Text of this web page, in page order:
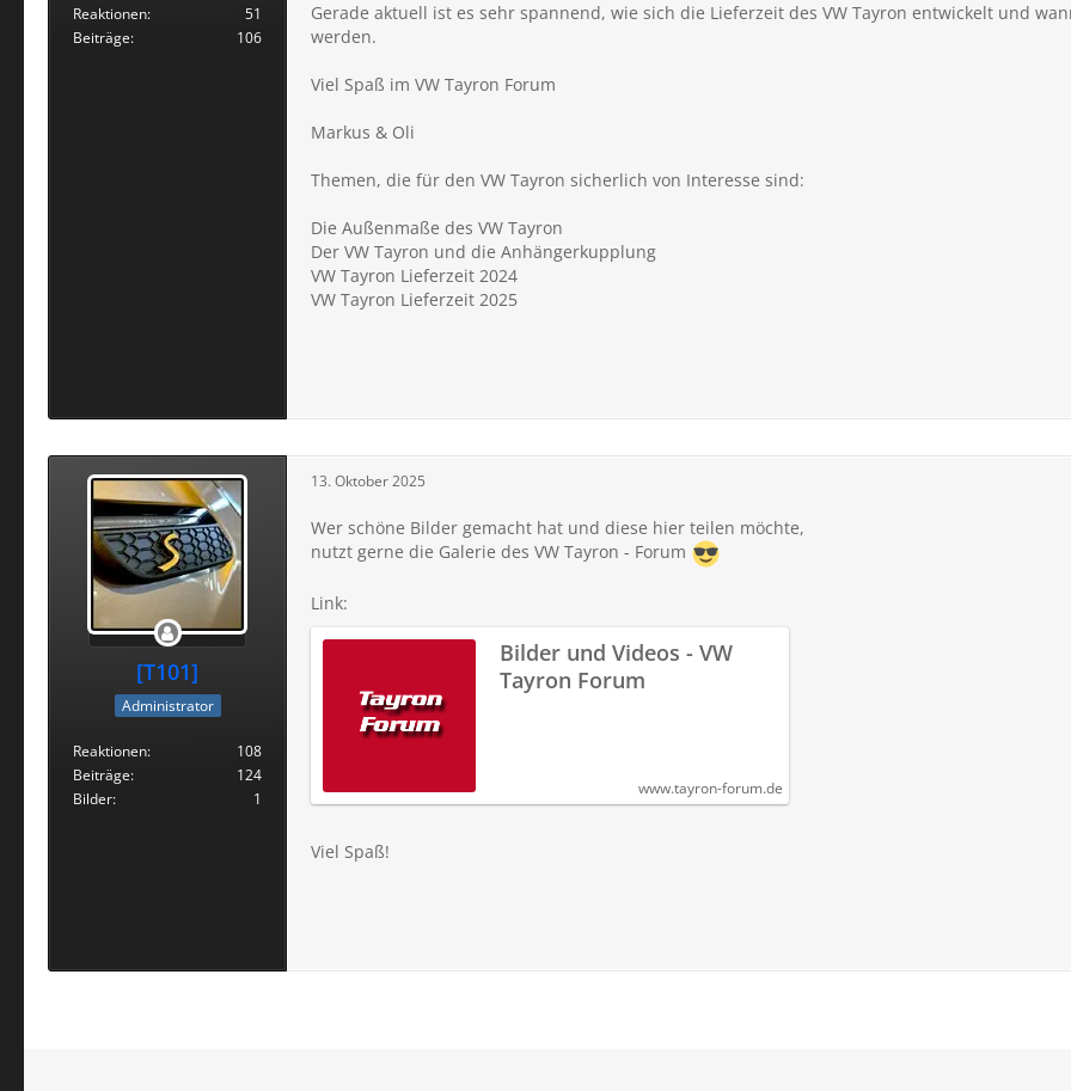
Reaktionen
51
Beiträge
106
Gerade aktuell ist es sehr spannend, wie sich die Lieferzeit des VW Tayron entwickelt und
werden.
Viel Spaß im VW Tayron Forum
Markus & Oli
Themen, die für den VW Tayron sicherlich von Interesse sind:
Die Außenmaße des VW Tayron
Der VW Tayron und die Anhängerkupplung
VW Tayron Lieferzeit 2024
VW Tayron Lieferzeit 2025
[T101]
Administrator
Reaktionen
108
Beiträge
124
Bilder
1
13. Oktober 2025
Wer schöne Bilder gemacht hat und diese hier teilen möchte,
nutzt gerne die Galerie des VW Tayron - Forum
Link:
Bilder und Videos - VW
Tayron Forum
www.tayron-forum.de
Viel Spaß!